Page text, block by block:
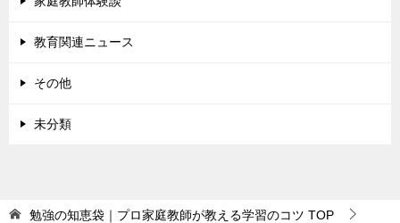
教育関連ニュース
その他
未分類
勉強の知恵袋｜プロ家庭教師が教える学習のコツ TOP